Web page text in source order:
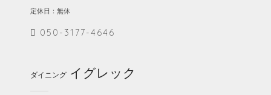
定休日：無休
050-3177-4646
ダイニング イグレック